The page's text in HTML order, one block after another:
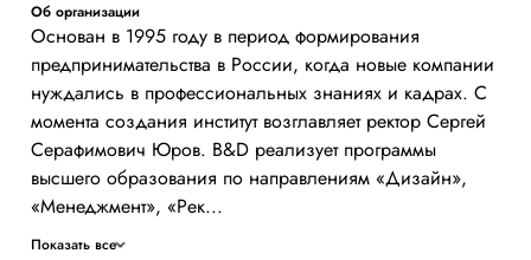
Об организации
Основан в 1995 году в период формирования
предпринимательства в России, когда новые компании
нуждались в профессиональных знаниях и кадрах. С
момента создания институт возглавляет ректор Сергей
Серафимович Юров. B&D реализует программы
высшего образования по направлениям «Дизайн»,
«Менеджмент», «Рек...
Показать все